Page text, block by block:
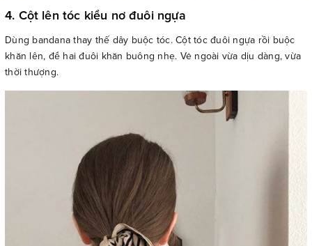
4. Cột lên tóc kiểu nơ đuôi ngựa
Dùng bandana thay thế dây buộc tóc. Cột tóc đuôi ngựa rồi buộc
khăn lên, để hai đuôi khăn buông nhẹ. Vẻ ngoài vừa dịu dàng, vừa
thời thượng.